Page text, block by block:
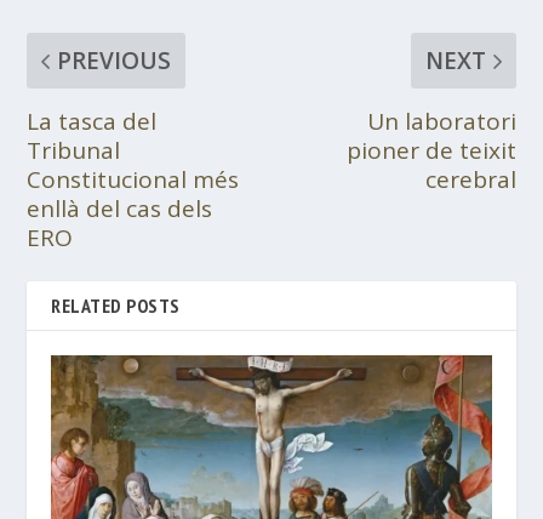
PREVIOUS
La tasca del
Tribunal
Constitucional més
enllà del cas dels
ERO
NEXT
Un laboratori
pioner de teixit
cerebral
RELATED POSTS